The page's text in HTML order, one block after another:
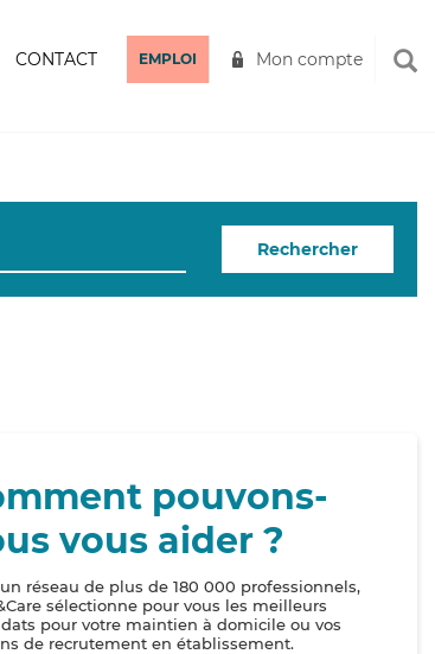
CONTACT EMPLOI Mon compte
Rechercher
pouvons-
vous aider ?
réseau de plus de 180 000 professionnels,
sélectionne pour vous les meilleurs
pour votre maintien à domicile ou vos
de recrutement en établissement.